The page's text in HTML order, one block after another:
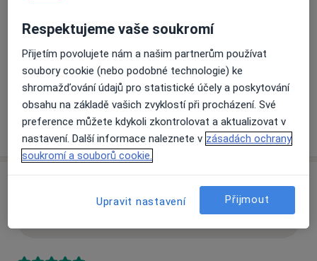
Způsoby platby (soukromé návštěvy)
Na teto adrese lékař přijímá pacienty na pojišťovnu
Detaily
Více
o adrese
Respektujeme vaše soukromí
Přijetím povolujete nám a našim partnerům používat
soubory cookie (nebo podobné technologie) ke
shromažďování údajů pro statistické účely a poskytování
obsahu na základě vašich zvyklostí při procházení. Své
preference můžete kdykoli zkontrolovat a aktualizovat v
nastavení. Další informace naleznete v zásadách ochrany
soukromí a souborů cookie.
Upravit nastavení Přijmout